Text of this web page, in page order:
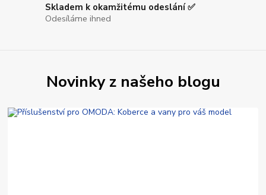
Skladem k okamžitému odeslání ✅
Odesíláme ihned
Novinky z našeho blogu